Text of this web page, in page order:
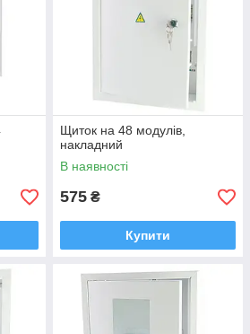
Щиток на 48 модулів,
накладний
В наявності
575 ₴
Купити